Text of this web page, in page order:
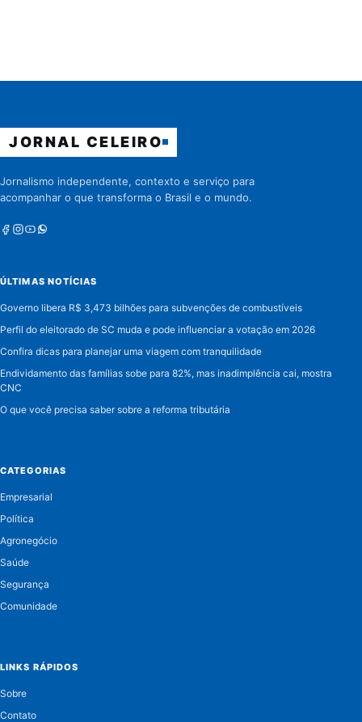
JORNAL CELEIRO
Jornalismo independente, contexto e serviço para
acompanhar o que transforma o Brasil e o mundo.
Facebook
Instagram
Youtube
Whatsapp
ÚLTIMAS NOTÍCIAS
Governo libera R$ 3,473 bilhões para subvenções de combustíveis
Perfil do eleitorado de SC muda e pode influenciar a votação em 2026
Confira dicas para planejar uma viagem com tranquilidade
Endividamento das famílias sobe para 82%, mas inadimplência cai, mostra
CNC
O que você precisa saber sobre a reforma tributária
CATEGORIAS
Empresarial
Política
Agronegócio
Saúde
Segurança
Comunidade
LINKS RÁPIDOS
Sobre
Contato